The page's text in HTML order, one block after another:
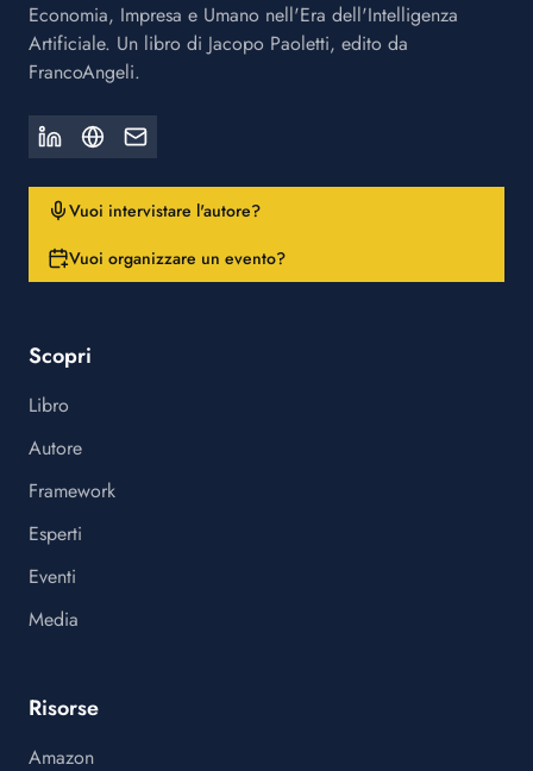
Economia, Impresa e Umano nell'Era dell'Intelligenza
Artificiale. Un libro di Jacopo Paoletti, edito da
FrancoAngeli.
Vuoi intervistare l'autore?
Vuoi organizzare un evento?
Scopri
Libro
Autore
Framework
Esperti
Eventi
Media
Risorse
Amazon